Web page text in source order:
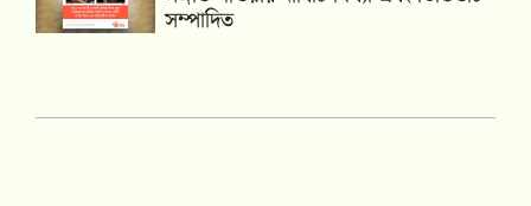
সম্পাদিত